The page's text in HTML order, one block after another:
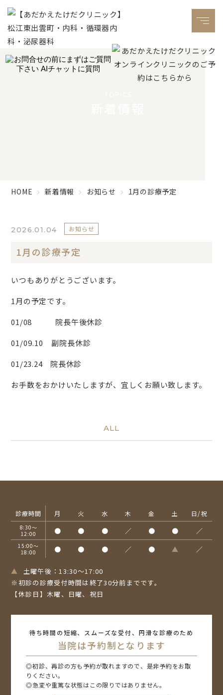
HOME 新着情報 お知らせ 1月の診療予定
2026.01.04 お知らせ
1月の診療予定
いつもありがとうございます。
1月の予定です。
01/08 院長午後休診
01/09.10 副院長休診
01/23.24 院長休診
お手数をおかけいたしますが、宜しくお願い致します。
ALL
診療時間 月 火 水 木 金 土 日/祝
8:30～
12:00
● ● ● ／ ● ● ／
15:00～
18:00
● ● ● ／ ● ▲ ／
▲
土曜午後：13:30～17:00
※初診の診療受付時間は終了30分前までです。
【休診日】木曜、日曜、祝日
待ち時間の短縮、スムーズな受付、円滑な診療のため
当院は予約制となります
◎初診、再診の方も予約が取れますので、是非予約をお取
りください。
◎急変や重篤な状態はこの限りではありません。